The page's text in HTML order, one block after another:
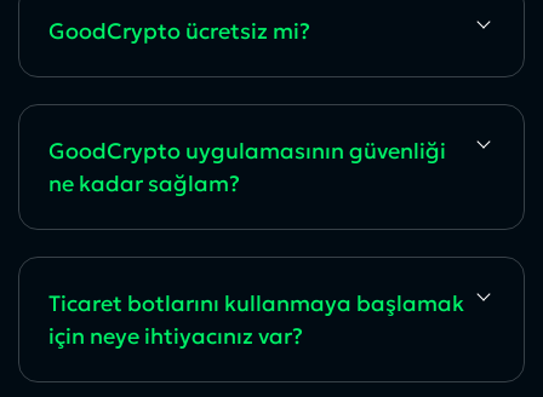
GoodCrypto ücretsiz mi?
GoodCrypto uygulamasının güvenliği
ne kadar sağlam?
Ticaret botlarını kullanmaya başlamak
için neye ihtiyacınız var?